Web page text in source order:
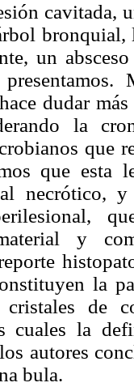
cavitada,
bronquial,
un
dudar
la
que
que esta
necrótico,
y
la
cristales de
cuales la
autores
bula.